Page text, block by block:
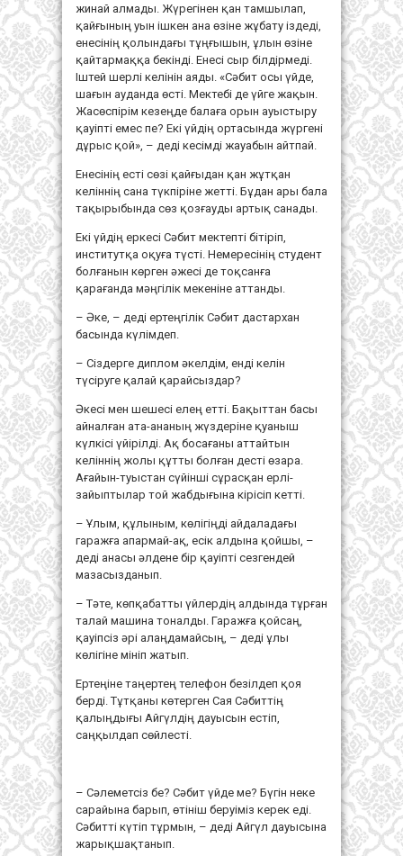
жинай алмады. Жүрегінен қан тамшылап,
қайғының уын ішкен ана өзіне жұбату іздеді,
енесінің қолындағы тұңғышын, ұлын өзіне
қайтармаққа бекінді. Енесі сыр білдірмеді.
Іштей шерлі келінін аяды. «Сәбит осы үйде,
шағын ауданда өсті. Мектебі де үйге жақын.
Жасөспірім кезеңде балаға орын ауыстыру
қауіпті емес пе? Екі үйдің ортасында жүргені
дұрыс қой», – деді кесімді жауабын айтпай.
Енесінің есті сөзі қайғыдан қан жұтқан
келіннің сана түкпіріне жетті. Бұдан ары бала
тақырыбында сөз қозғауды артық санады.
Екі үйдің еркесі Сәбит мектепті бітіріп,
институтқа оқуға түсті. Немересінің студент
болғанын көрген әжесі де тоқсанға
қарағанда мәңгілік мекеніне аттанды.
– Әке, – деді ертеңгілік Сәбит дастархан
басында күлімдеп.
– Сіздерге диплом әкелдім, енді келін
түсіруге қалай қарайсыздар?
Әкесі мен шешесі елең етті. Бақыттан басы
айналған ата-ананың жүздеріне қуаныш
күлкісі үйірілді. Ақ босағаны аттайтын
келіннің жолы құтты болған десті өзара.
Ағайын-туыстан сүйінші сұрасқан ерлі-
зайыптылар той жабдығына кірісіп кетті.
– Ұлым, құлыным, көлігіңді айдаладағы
гаражға апармай-ақ, есік алдына қойшы, –
деді анасы әлдене бір қауіпті сезгендей
мазасызданып.
– Тәте, көпқабатты үйлердің алдында тұрған
талай машина тоналды. Гаражға қойсаң,
қауіпсіз әрі алаңдамайсың, – деді ұлы
көлігіне мініп жатып.
Ертеңіне таңертең телефон безілдеп қоя
берді. Тұтқаны көтерген Сая Сәбиттің
қалыңдығы Айгүлдің дауысын естіп,
саңқылдап сөйлесті.
– Сәлеметсіз бе? Сәбит үйде ме? Бүгін неке
сарайына барып, өтініш беруіміз керек еді.
Сәбитті күтіп тұрмын, – деді Айгүл дауысына
жарықшақтанып.